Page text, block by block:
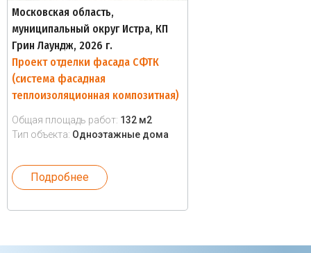
Московская область,
муниципальный округ Истра, КП
Грин Лаундж, 2026 г.
Проект отделки фасада СФТК
(система фасадная
теплоизоляционная композитная)
Общая площадь работ: 132 м2
Тип объекта: Одноэтажные дома
Подробнее